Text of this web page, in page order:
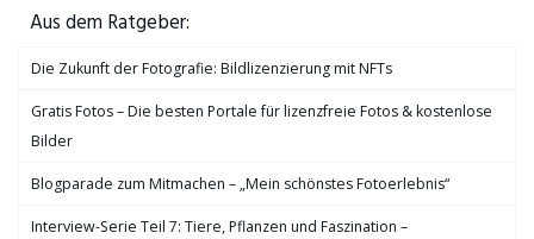
Aus dem Ratgeber:
Die Zukunft der Fotografie: Bildlizenzierung mit NFTs
Gratis Fotos – Die besten Portale für lizenzfreie Fotos & kostenlose
Bilder
Blogparade zum Mitmachen – „Mein schönstes Fotoerlebnis“
Interview-Serie Teil 7: Tiere, Pflanzen und Faszination –